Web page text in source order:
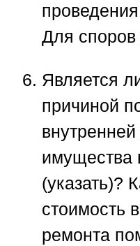
Для споров
Является
причиной
имущества
(указать)?
стоимость
ремонта